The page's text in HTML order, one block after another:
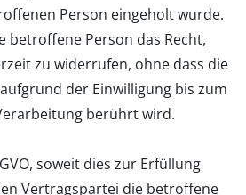
Person eingeholt wurde.
betroffene Person das Recht,
zu widerrufen, ohne dass die
der Einwilligung bis zum
berührt wird.
soweit dies zur Erfüllung
Vertragspartei die betroffene